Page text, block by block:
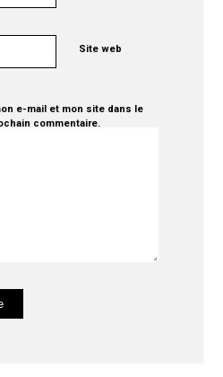
Site web
e-mail et mon site dans le
commentaire.